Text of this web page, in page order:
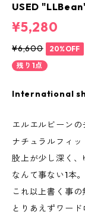
USED
¥5,280
¥6,600
20%OFF
残り1点
International
エルエルビーンの
ナチュラルフィ
股上が少し深く
なんて事ない1本。
これ以上書く事
とりあえずワード